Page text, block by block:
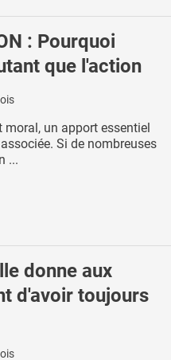
: Pourquoi
que l'action
un apport essentiel
Si de nombreuses
...
donne aux
d'avoir toujours